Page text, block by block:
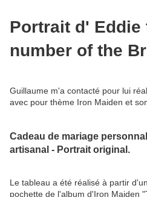
Portrait d' Eddie
number of the
Guillaume m'a contacté pour lui
avec pour thème Iron Maiden et
Cadeau de mariage
artisanal - Portrait original.
Le tableau a été réalisé à partir
pochette de l'album d'Iron Maiden